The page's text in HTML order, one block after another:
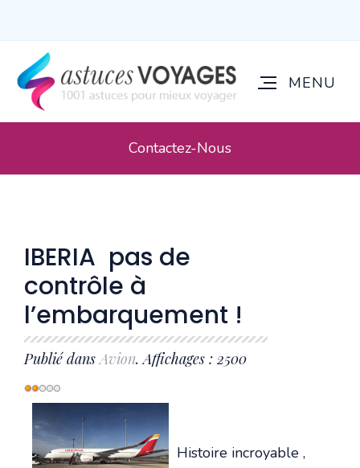
Contactez-Nous
IBERIA pas de
contrôle à
l’embarquement !
Publié dansAvion. Affichages : 2500
Vote
utilisateur:2/5
Histoire incroyable ,